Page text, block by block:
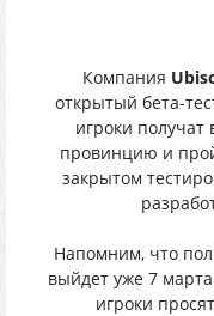
Компания
открытый бета-
игроки получат
провинцию и
закрытом
Напомним, что
выйдет уже 7
игроки